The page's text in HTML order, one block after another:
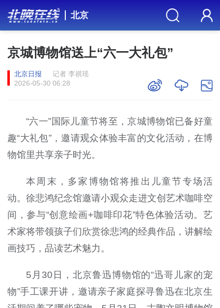
北京
京城博物馆送上“六一大礼包”
北京日报
记者 李祺瑶
2026-05-30 06:28
“六一”国际儿童节将至，京城博物馆已备好童
趣“大礼包”，邀请观众体验丰富的文化活动，在博
物馆里共享亲子时光。
本周末，多家博物馆将推出儿童节专场活
动。徐悲鸿纪念馆邀请小观众走进文创艺术咖啡空
间，参与“创意绘画+咖啡印花”特色体验活动。艺
术家将带领孩子们欣赏徐悲鸿的经典作品，讲解绘
画技巧，品读艺术魅力。
5月30日，北京鲁迅博物馆的“迅哥儿家的宠
物”手工课开讲，邀请亲子家庭探寻鲁迅在北京生